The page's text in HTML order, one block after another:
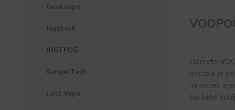
GeekVape
Joyetech
JUSTFOG
KangerTech
Lost Vape
Objevte
modelu je
na dotek a
častého